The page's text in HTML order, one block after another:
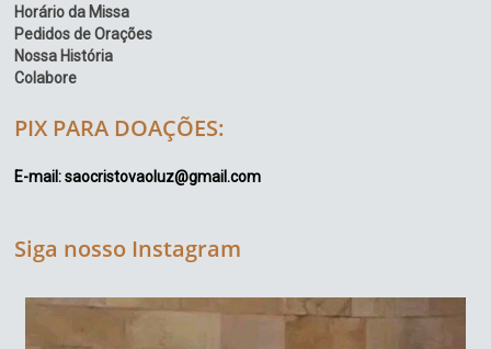
Horário da Missa
Pedidos de Orações
Nossa História
Colabore
PIX PARA DOAÇÕES:
E-mail: saocristovaoluz@gmail.com
Siga nosso Instagram